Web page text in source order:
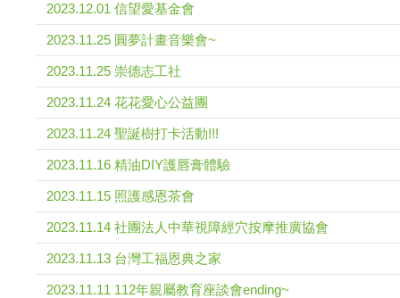
2023.12.01 信望愛基金會
2023.11.25 圓夢計畫音樂會~
2023.11.25 崇德志工社
2023.11.24 花花愛心公益團
2023.11.24 聖誕樹打卡活動!!!
2023.11.16 精油DIY護唇膏體驗
2023.11.15 照護感恩茶會
2023.11.14 社團法人中華視障經穴按摩推廣協會
2023.11.13 台灣工福恩典之家
2023.11.11 112年親屬教育座談會ending~